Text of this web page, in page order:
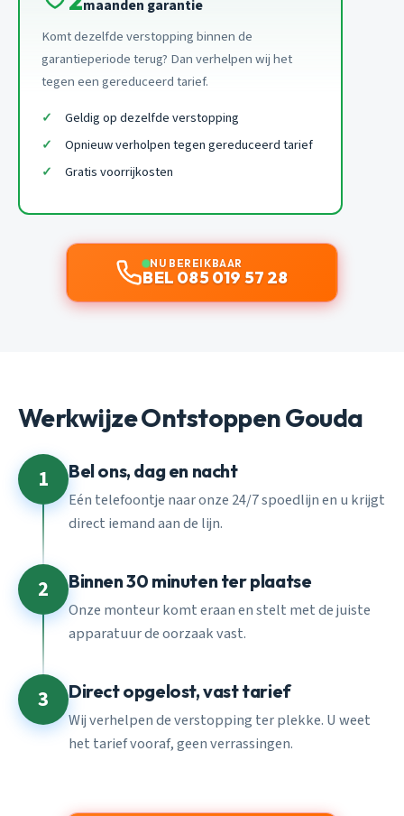
maanden garantie
Komt dezelfde verstopping binnen de
garantieperiode terug? Dan verhelpen wij het
tegen een gereduceerd tarief.
Geldig op dezelfde verstopping
Opnieuw verholpen tegen gereduceerd tarief
Gratis voorrijkosten
NU BEREIKBAAR
BEL 085 019 57 28
Werkwijze Ontstoppen Gouda
1 Bel ons, dag en nacht
Eén telefoontje naar onze 24/7 spoedlijn en u krijgt
direct iemand aan de lijn.
2 Binnen 30 minuten ter plaatse
Onze monteur komt eraan en stelt met de juiste
apparatuur de oorzaak vast.
3 Direct opgelost, vast tarief
Wij verhelpen de verstopping ter plekke. U weet
het tarief vooraf, geen verrassingen.